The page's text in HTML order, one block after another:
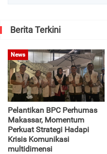
Berita Terkini
News
Pelantikan BPC Perhumas
Makassar, Momentum
Perkuat Strategi Hadapi
Krisis Komunikasi
multidimensi